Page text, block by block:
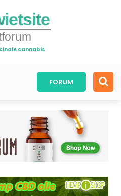
cannabis
FORUM